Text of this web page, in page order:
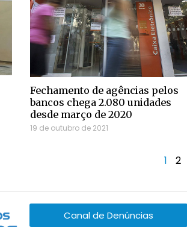
Fechamento de agências pelos
bancos chega 2.080 unidades
desde março de 2020
19 de outubro de 2021
1 2
Canal de Denúncias